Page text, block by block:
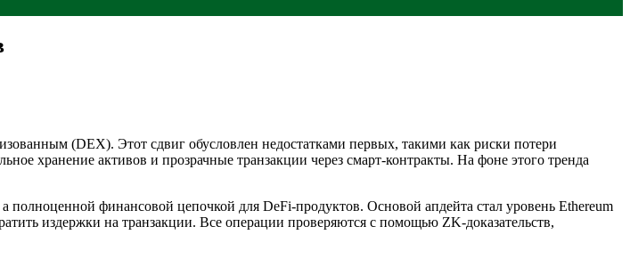
(DEX). Этот сдвиг обусловлен недостатками первых, такими как риски потери
хранение активов и прозрачные транзакции через смарт-контракты. На фоне этого тренда
финансовой цепочкой для DeFi-продуктов. Основой апдейта стал уровень Ethereum
издержки на транзакции. Все операции проверяются с помощью ZK-доказательств,